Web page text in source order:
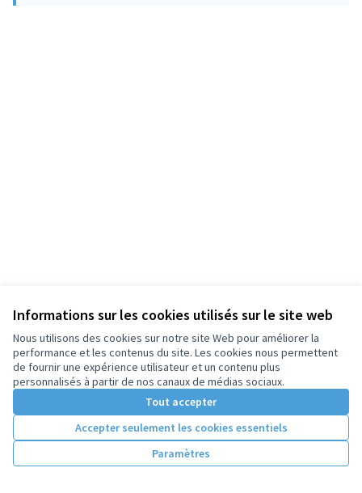
Informations sur les cookies utilisés sur le site web
Nous utilisons des cookies sur notre site Web pour améliorer la
performance et les contenus du site. Les cookies nous permettent
de fournir une expérience utilisateur et un contenu plus
personnalisés à partir de nos canaux de médias sociaux.
Tout accepter
Accepter seulement les cookies essentiels
Paramètres